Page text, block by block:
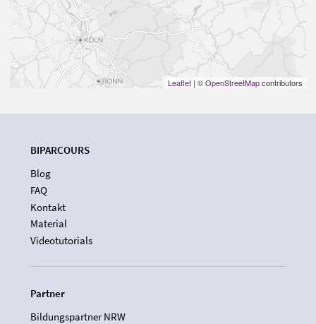
Leaflet | ©OpenStreetMapcontributors
BIPARCOURS
Blog
FAQ
Kontakt
Material
Videotutorials
Partner
Bildungspartner NRW